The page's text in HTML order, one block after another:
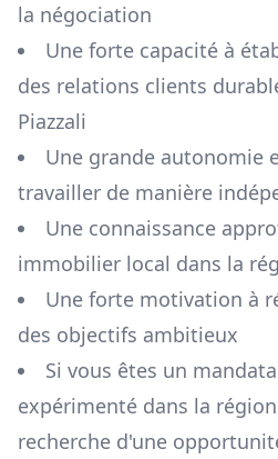
la négociation
Une forte capacité à
des relations clients
Piazzali
Une grande autonomie
travailler de manière
Une connaissance
immobilier local dans la
Une forte motivation à
des objectifs ambitieux
Si vous êtes un
expérimenté dans la région
recherche d'une